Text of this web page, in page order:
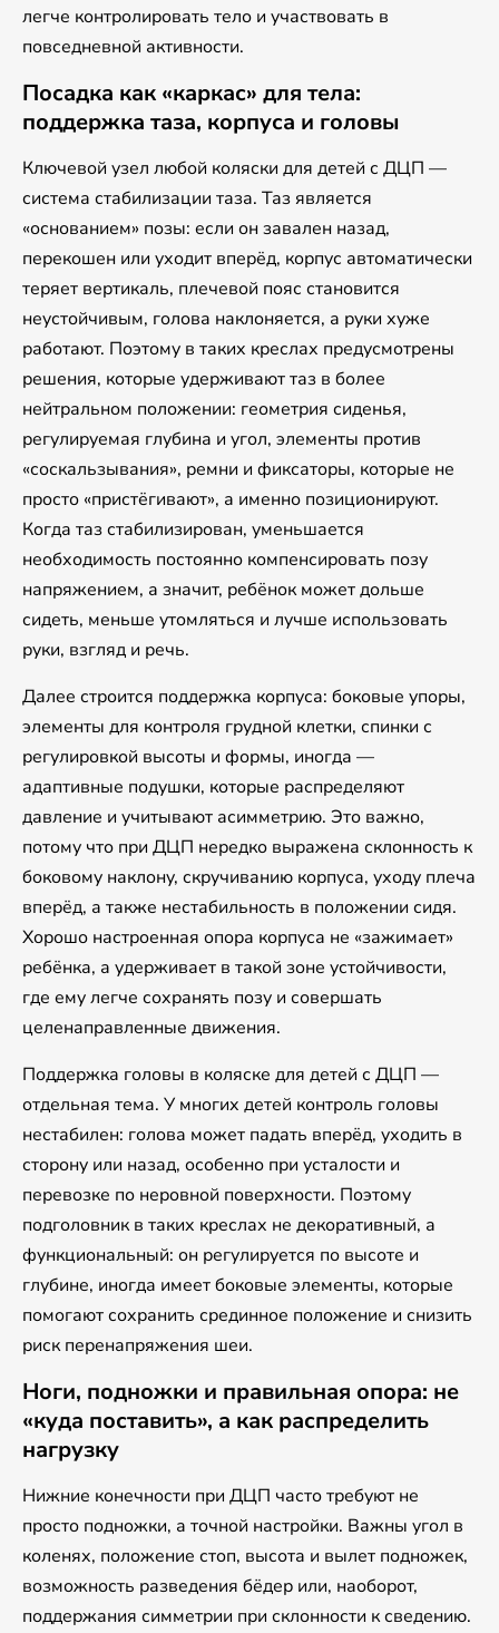
легче контролировать тело и участвовать в
повседневной активности.
Посадка как «каркас» для тела:
поддержка таза, корпуса и головы
Ключевой узел любой коляски для детей с ДЦП —
система стабилизации таза. Таз является
«основанием» позы: если он завален назад,
перекошен или уходит вперёд, корпус автоматически
теряет вертикаль, плечевой пояс становится
неустойчивым, голова наклоняется, а руки хуже
работают. Поэтому в таких креслах предусмотрены
решения, которые удерживают таз в более
нейтральном положении: геометрия сиденья,
регулируемая глубина и угол, элементы против
«соскальзывания», ремни и фиксаторы, которые не
просто «пристёгивают», а именно позиционируют.
Когда таз стабилизирован, уменьшается
необходимость постоянно компенсировать позу
напряжением, а значит, ребёнок может дольше
сидеть, меньше утомляться и лучше использовать
руки, взгляд и речь.
Далее строится поддержка корпуса: боковые упоры,
элементы для контроля грудной клетки, спинки с
регулировкой высоты и формы, иногда —
адаптивные подушки, которые распределяют
давление и учитывают асимметрию. Это важно,
потому что при ДЦП нередко выражена склонность к
боковому наклону, скручиванию корпуса, уходу плеча
вперёд, а также нестабильность в положении сидя.
Хорошо настроенная опора корпуса не «зажимает»
ребёнка, а удерживает в такой зоне устойчивости,
где ему легче сохранять позу и совершать
целенаправленные движения.
Поддержка головы в коляске для детей с ДЦП —
отдельная тема. У многих детей контроль головы
нестабилен: голова может падать вперёд, уходить в
сторону или назад, особенно при усталости и
перевозке по неровной поверхности. Поэтому
подголовник в таких креслах не декоративный, а
функциональный: он регулируется по высоте и
глубине, иногда имеет боковые элементы, которые
помогают сохранить срединное положение и снизить
риск перенапряжения шеи.
Ноги, подножки и правильная опора: не
«куда поставить», а как распределить
нагрузку
Нижние конечности при ДЦП часто требуют не
просто подножки, а точной настройки. Важны угол в
коленях, положение стоп, высота и вылет подножек,
возможность разведения бёдер или, наоборот,
поддержания симметрии при склонности к сведению.